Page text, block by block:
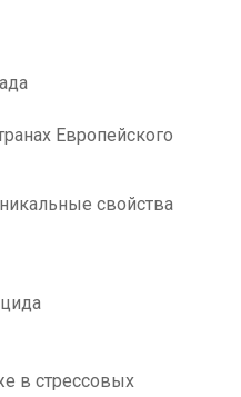
Европейского
свойства
в стрессовых